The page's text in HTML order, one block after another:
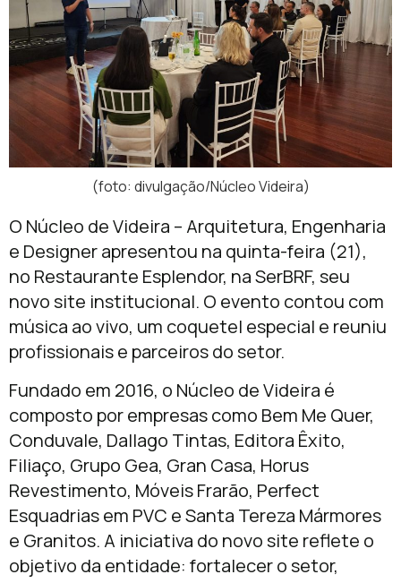
(foto: divulgação/Núcleo Videira)
O Núcleo de Videira – Arquitetura, Engenharia
e Designer apresentou na quinta-feira (21),
no Restaurante Esplendor, na SerBRF, seu
novo site institucional. O evento contou com
música ao vivo, um coquetel especial e reuniu
profissionais e parceiros do setor.
Fundado em 2016, o Núcleo de Videira é
composto por empresas como Bem Me Quer,
Conduvale, Dallago Tintas, Editora Êxito,
Filiaço, Grupo Gea, Gran Casa, Horus
Revestimento, Móveis Frarão, Perfect
Esquadrias em PVC e Santa Tereza Mármores
e Granitos. A iniciativa do novo site reflete o
objetivo da entidade: fortalecer o setor,